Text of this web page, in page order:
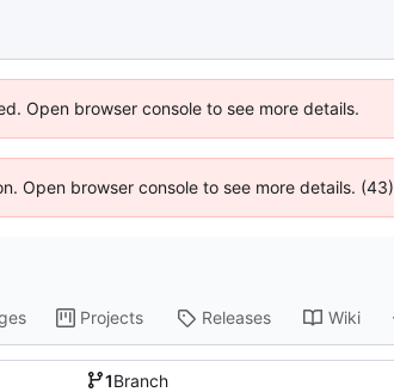
Open browser console to see more details.
Open browser console to see more details. (43)
Projects Releases Wiki
1Branch